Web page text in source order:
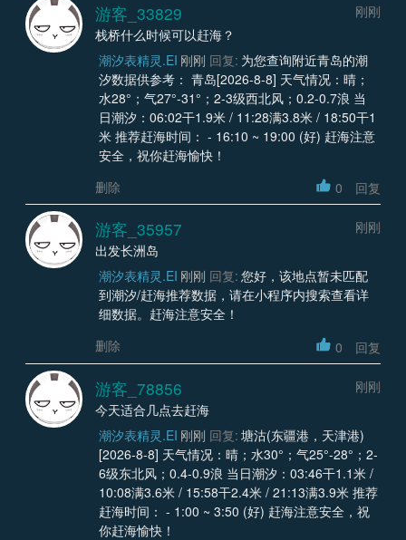
游客_33829
刚刚
栈桥什么时候可以赶海？
潮汐表精灵.EI 刚刚 回复: 为您查询附近青岛的潮
汐数据供参考： 青岛[2026-8-8] 天气情况：晴；
水28°；气27°-31°；2-3级西北风；0.2-0.7浪 当
日潮汐：06:02干1.9米 / 11:28满3.8米 / 18:50干1
米 推荐赶海时间： - 16:10 ~ 19:00 (好) 赶海注意
安全，祝你赶海愉快！
删除
0 回复
游客_35957
刚刚
出发长洲岛
潮汐表精灵.EI 刚刚 回复: 您好，该地点暂未匹配
到潮汐/赶海推荐数据，请在小程序内搜索查看详
细数据。赶海注意安全！
删除
0 回复
游客_78856
刚刚
今天适合几点去赶海
潮汐表精灵.EI 刚刚 回复: 塘沽(东疆港，天津港)
[2026-8-8] 天气情况：晴；水30°；气25°-28°；2-
6级东北风；0.4-0.9浪 当日潮汐：03:46干1.1米 /
10:08满3.6米 / 15:58干2.4米 / 21:13满3.9米 推荐
赶海时间： - 1:00 ~ 3:50 (好) 赶海注意安全，祝
你赶海愉快！